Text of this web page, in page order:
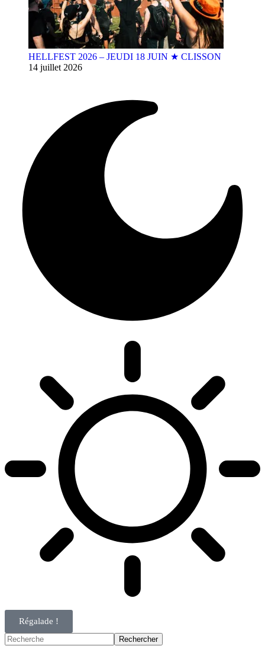
HELLFEST 2026 – JEUDI 18 JUIN ★ CLISSON
14 juillet 2026
Régalade !